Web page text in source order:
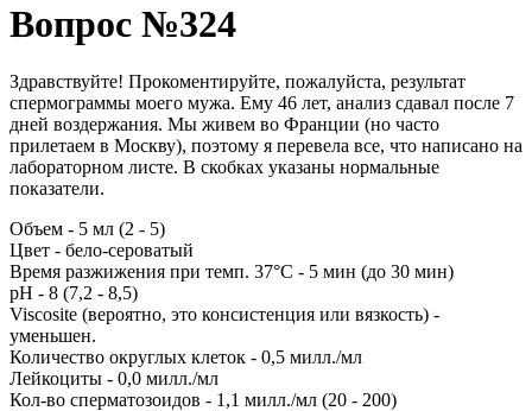
Вопрос №324
Здравствуйте! Прокоментируйте, пожалуйста, результат
спермограммы моего мужа. Ему 46 лет, анализ сдавал после 7
дней воздержания. Мы живем во Франции (но часто
прилетаем в Москву), поэтому я перевела все, что написано на
лабораторном листе. В скобках указаны нормальные
показатели.
Объем - 5 мл (2 - 5)
Цвет - бело-сероватый
Время разжижения при темп. 37°С - 5 мин (до 30 мин)
pH - 8 (7,2 - 8,5)
Viscosite (вероятно, это консистенция или вязкость) -
уменьшен.
Количество округлых клеток - 0,5 милл./мл
Лейкоциты - 0,0 милл./мл
Кол-во сперматозоидов - 1,1 милл./мл (20 - 200)